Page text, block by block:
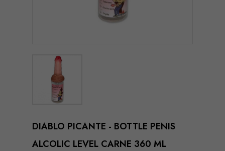
DIABLO PICANTE - BOTTLE PENIS
ALCOLIC LEVEL CARNE 360 ML